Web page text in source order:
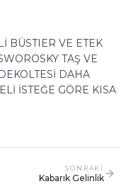
BÜSTIER VE ETEK
TAŞ VE
DAHA
İSTEĞE GÖRE KISA
SONRAKI
Kabarık Gelinlik